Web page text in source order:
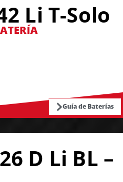
Li T-Solo
Guía de Baterías
D Li BL –